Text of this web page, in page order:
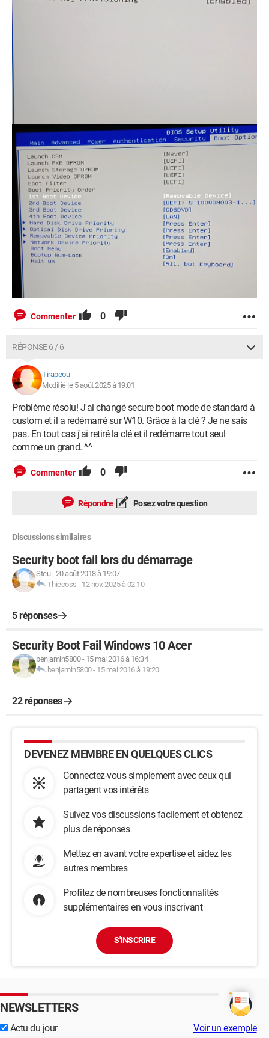
Commenter 0
RÉPONSE 6 / 6
Tirapeou
Modifié le 5 août 2025 à 19:01
Problème résolu! J'ai changé secure boot mode de standard à
custom et il a redémarré sur W10. Grâce à la clé ? Je ne sais
pas. En tout cas j'ai retiré la clé et il redémarre tout seul
comme un grand. ^^
Commenter 0
Répondre Posez votre question
Discussions similaires
Security boot fail lors du démarrage
Steu-20 août 2018 à 19:07
Thiecoss - 12 nov. 2025 à 02:10
5 réponses
Security Boot Fail Windows 10 Acer
benjamin5800- 15 mai 2016 à 16:34
benjamin5800- 15 mai 2016 à 19:20
22 réponses
DEVENEZ MEMBRE EN QUELQUES CLICS
Connectez-vous simplement avec ceux qui
partagent vos intérêts
Suivez vos discussions facilement et obtenez
plus de réponses
Mettez en avant votre expertise et aidez les
autres membres
Profitez de nombreuses fonctionnalités
supplémentaires en vous inscrivant
S'INSCRIRE
NEWSLETTERS
Actu du jour Voir un exemple